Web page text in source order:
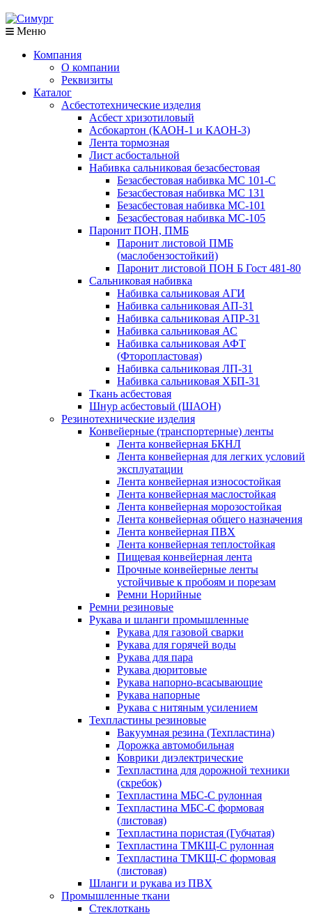
Меню
Компания
О компании
Реквизиты
Каталог
Асбестотехнические изделия
Асбест хризотиловый
Асбокартон (КАОН-1 и КАОН-3)
Лента тормозная
Лист асбостальной
Набивка сальниковая безасбестовая
Безасбестовая набивка МС 101-С
Безасбестовая набивка МС 131
Безасбестовая набивка МС-101
Безасбестовая набивка МС-105
Паронит ПОН, ПМБ
Паронит листовой ПМБ
(маслобензостойкий)
Паронит листовой ПОН Б Гост 481-80
Сальниковая набивка
Набивка сальниковая АГИ
Набивка сальниковая АП-31
Набивка сальниковая АПР-31
Набивка сальниковая АС
Набивка сальниковая АФТ
(Фторопластовая)
Набивка сальниковая ЛП-31
Набивка сальниковая ХБП-31
Ткань асбестовая
Шнур асбестовый (ШАОН)
Резинотехнические изделия
Конвейерные (транспортерные) ленты
Лента конвейерная БКНЛ
Лента конвейерная для легких условий
эксплуатации
Лента конвейерная износостойкая
Лента конвейерная маслостойкая
Лента конвейерная морозостойкая
Лента конвейерная общего назначения
Лента конвейерная ПВХ
Лента конвейерная теплостойкая
Пищевая конвейерная лента
Прочные конвейерные ленты
устойчивые к пробоям и порезам
Ремни Норийные
Ремни резиновые
Рукава и шланги промышленные
Рукава для газовой сварки
Рукава для горячей воды
Рукава для пара
Рукава дюритовые
Рукава напорно-всасывающие
Рукава напорные
Рукава с нитяным усилением
Техпластины резиновые
Вакуумная резина (Техпластина)
Дорожка автомобильная
Коврики диэлектрические
Техпластина для дорожной техники
(скребок)
Техпластина МБС-С рулонная
Техпластина МБС-С формовая
(листовая)
Техпластина пористая (Губчатая)
Техпластина ТМКЩ-С рулонная
Техпластина ТМКЩ-С формовая
(листовая)
Шланги и рукава из ПВХ
Промышленные ткани
Стеклоткань